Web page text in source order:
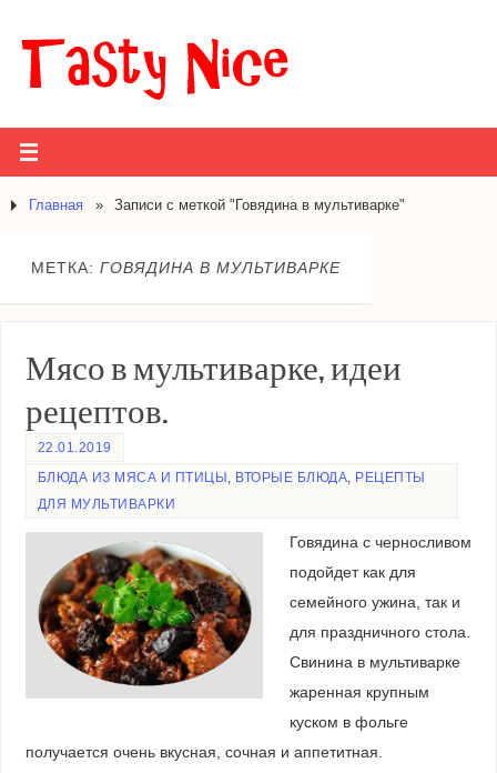
Главная » Записи с меткой "Говядина в мультиварке"
МЕТКА: ГОВЯДИНА В МУЛЬТИВАРКЕ
Мясо в мультиварке, идеи
рецептов.
22.01.2019
БЛЮДА ИЗ МЯСА И ПТИЦЫ , ВТОРЫЕ БЛЮДА, РЕЦЕПТЫ
ДЛЯ МУЛЬТИВАРКИ
Говядина с черносливом
подойдет как для
семейного ужина, так и
для праздничного стола.
Свинина в мультиварке
жаренная крупным
куском в фольге
получается очень вкусная, сочная и аппетитная.